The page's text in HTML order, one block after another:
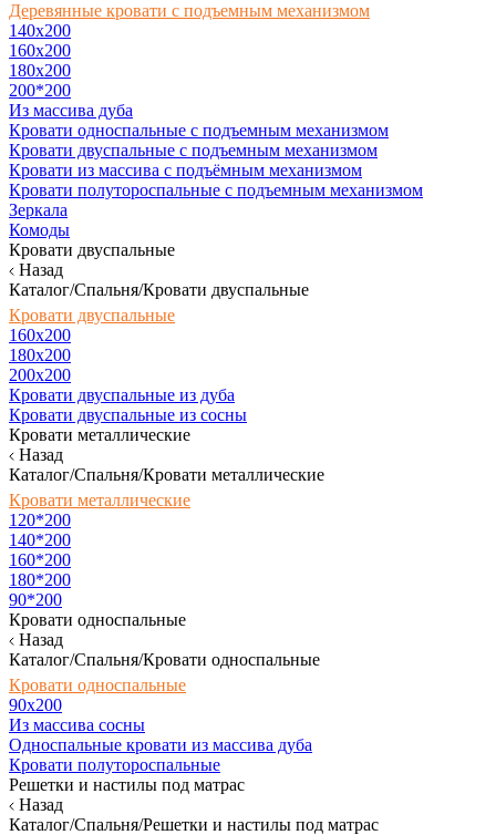
Деревянные кровати с подъемным механизмом
140x200
160х200
180х200
200*200
Из массива дуба
Кровати односпальные с подъемным механизмом
Кровати двуспальные с подъемным механизмом
Кровати из массива с подъёмным механизмом
Кровати полутороспальные с подъемным механизмом
Зеркала
Комоды
Кровати двуспальные
Назад
Каталог/Спальня/Кровати двуспальные
Кровати двуспальные
160х200
180x200
200x200
Кровати двуспальные из дуба
Кровати двуспальные из сосны
Кровати металлические
Назад
Каталог/Спальня/Кровати металлические
Кровати металлические
120*200
140*200
160*200
180*200
90*200
Кровати односпальные
Назад
Каталог/Спальня/Кровати односпальные
Кровати односпальные
90х200
Из массива сосны
Односпальные кровати из массива дуба
Кровати полутороспальные
Решетки и настилы под матрас
Назад
Каталог/Спальня/Решетки и настилы под матрас